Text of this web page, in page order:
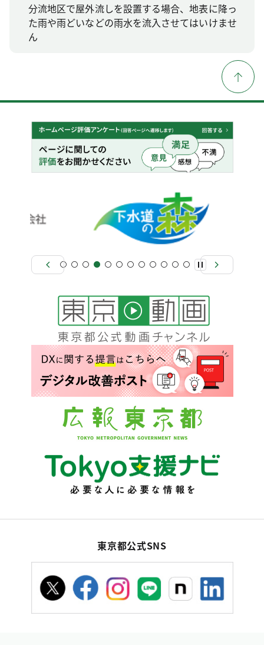
分流地区で屋外流しを設置する場合、地表に降っ
た雨や雨どいなどの雨水を流入させてはいけませ
ん
東京都公式SNS